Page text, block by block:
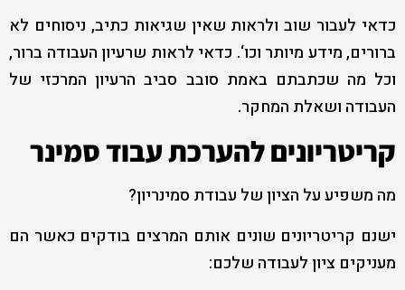
כדאי לעבור שוב ולראות שאין שגיאות כתיב, ניסוחים לא
ברורים, מידע מיותר וכו‘. כדאי לראות שרעיון העבודה ברור,
וכל מה שכתבתם באמת סובב סביב הרעיון המרכזי של
העבודה ושאלת המחקר.
קריטריונים להערכת עבוד סמינר
מה משפיע על הציון של עבודת סמינריון?
ישנם קריטריונים שונים אותם המרצים בודקים כאשר הם
מעניקים ציון לעבודה שלכם: